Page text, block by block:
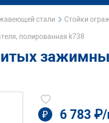
стали Стойки
полированная k738
₽ 6 783